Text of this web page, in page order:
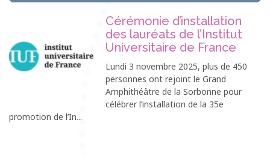
Cérémonie d’installation
des lauréats de l’Institut
Universitaire de France
Lundi 3 novembre 2025, plus de 450
personnes ont rejoint le Grand
Amphithéâtre de la Sorbonne pour
célébrer l’installation de la 35e
promotion de l’In...